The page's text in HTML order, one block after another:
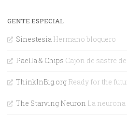
GENTE ESPECIAL
Sinestesia Hermano bloguero
Paella & Chips Cajón de sastre
ThinkInBig.org Ready for the
The Starving Neuron La